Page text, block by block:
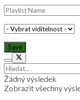
Žádný výsledek
Zobrazit všechny